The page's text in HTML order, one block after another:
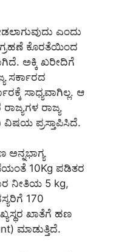
ಎಂದು
ಕೊರತೆಯಿಂದ
ಅಕ್ಕಿ ಖರೀದಿಗೆ
ಸರ್ಕಾರದ
ಸಾಧ್ಯವಾಗಿಲ್ಲ. ಆ
ರಾಜ್ಯ
ವಿಷಯ ಪ್ರಸ್ತಾಪಿಸಿದೆ.
ಅನ್ನಭಾಗ್ಯ
10Kg ಪಡಿತರ
ನೀತಿಯ 5 kg,
170
ಖಾತೆಗೆ ಹಣ
ಮಾಡುತ್ತಿದೆ.